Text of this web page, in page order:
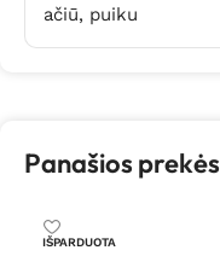
ačiū, puiku
Panašios prekės
IŠPARDUOTA